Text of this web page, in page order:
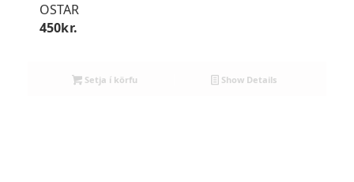
OSTAR
450kr.
Setja í körfu Show Details